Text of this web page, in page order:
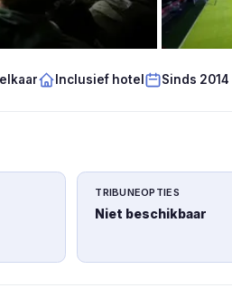
Inclusief hotel Sinds 2014
TRIBUNEOPTIES
Niet beschikbaar